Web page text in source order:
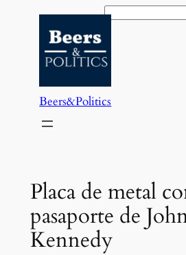
contenido
Buscar
Beers&Politics
Placa de metal
pasaporte de
Kennedy